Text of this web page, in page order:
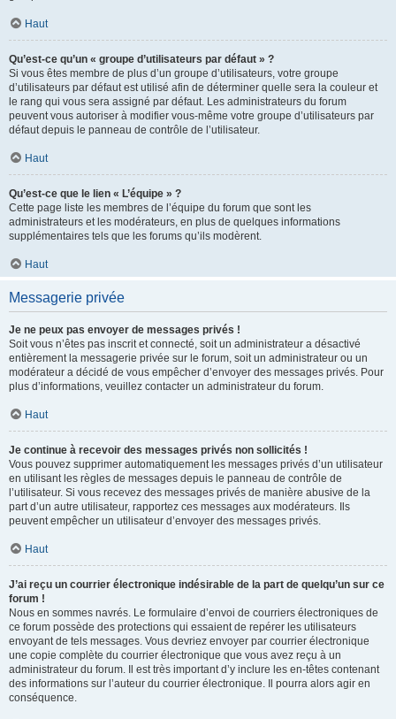
Haut
Qu’est-ce qu’un « groupe d’utilisateurs par défaut » ?
Si vous êtes membre de plus d’un groupe d’utilisateurs, votre groupe
d’utilisateurs par défaut est utilisé afin de déterminer quelle sera la couleur et
le rang qui vous sera assigné par défaut. Les administrateurs du forum
peuvent vous autoriser à modifier vous-même votre groupe d’utilisateurs par
défaut depuis le panneau de contrôle de l’utilisateur.
Haut
Qu’est-ce que le lien « L’équipe » ?
Cette page liste les membres de l’équipe du forum que sont les
administrateurs et les modérateurs, en plus de quelques informations
supplémentaires tels que les forums qu’ils modèrent.
Haut
Messagerie privée
Je ne peux pas envoyer de messages privés !
Soit vous n’êtes pas inscrit et connecté, soit un administrateur a désactivé
entièrement la messagerie privée sur le forum, soit un administrateur ou un
modérateur a décidé de vous empêcher d’envoyer des messages privés. Pour
plus d’informations, veuillez contacter un administrateur du forum.
Haut
Je continue à recevoir des messages privés non sollicités !
Vous pouvez supprimer automatiquement les messages privés d’un utilisateur
en utilisant les règles de messages depuis le panneau de contrôle de
l’utilisateur. Si vous recevez des messages privés de manière abusive de la
part d’un autre utilisateur, rapportez ces messages aux modérateurs. Ils
peuvent empêcher un utilisateur d’envoyer des messages privés.
Haut
J’ai reçu un courrier électronique indésirable de la part de quelqu’un sur ce
forum !
Nous en sommes navrés. Le formulaire d’envoi de courriers électroniques de
ce forum possède des protections qui essaient de repérer les utilisateurs
envoyant de tels messages. Vous devriez envoyer par courrier électronique
une copie complète du courrier électronique que vous avez reçu à un
administrateur du forum. Il est très important d’y inclure les en-têtes contenant
des informations sur l’auteur du courrier électronique. Il pourra alors agir en
conséquence.